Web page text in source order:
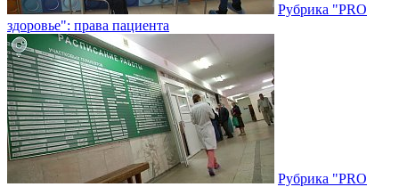
Рубрика "PRO
здоровье": права пациента
Рубрика "PRO